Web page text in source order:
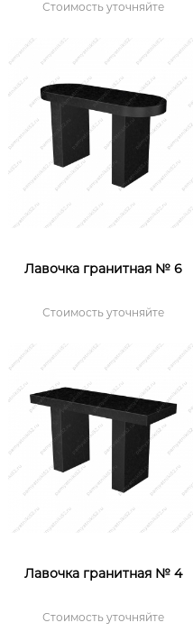
Стоимость уточняйте
Лавочка гранитная № 6
Стоимость уточняйте
Лавочка гранитная № 4
Стоимость уточняйте